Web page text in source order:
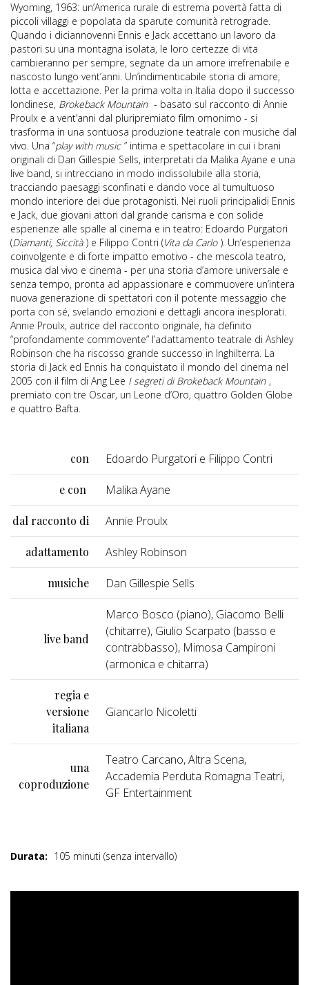
Wyoming, 1963: un’America rurale di estrema povertà fatta di
piccoli villaggi e popolata da sparute comunità retrograde.
Quando i diciannovenni Ennis e Jack accettano un lavoro da
pastori su una montagna isolata, le loro certezze di vita
cambieranno per sempre, segnate da un amore irrefrenabile e
nascosto lungo vent’anni. Un’indimenticabile storia di amore,
lotta e accettazione. Per la prima volta in Italia dopo il successo
londinese, Brokeback Mountain - basato sul racconto di Annie
Proulx e a vent’anni dal pluripremiato film omonimo - si
trasforma in una sontuosa produzione teatrale con musiche dal
vivo. Una “play with music ” intima e spettacolare in cui i brani
originali di Dan Gillespie Sells, interpretati da Malika Ayane e una
live band, si intrecciano in modo indissolubile alla storia,
tracciando paesaggi sconfinati e dando voce al tumultuoso
mondo interiore dei due protagonisti. Nei ruoli principalidi Ennis
e Jack, due giovani attori dal grande carisma e con solide
esperienze alle spalle al cinema e in teatro: Edoardo Purgatori
(Diamanti, Siccità ) e Filippo Contri (Vita da Carlo ). Un’esperienza
coinvolgente e di forte impatto emotivo - che mescola teatro,
musica dal vivo e cinema - per una storia d’amore universale e
senza tempo, pronta ad appassionare e commuovere un’intera
nuova generazione di spettatori con il potente messaggio che
porta con sé, svelando emozioni e dettagli ancora inesplorati.
Annie Proulx, autrice del racconto originale, ha definito
“profondamente commovente” l’adattamento teatrale di Ashley
Robinson che ha riscosso grande successo in Inghilterra. La
storia di Jack ed Ennis ha conquistato il mondo del cinema nel
2005 con il film di Ang Lee I segreti di Brokeback Mountain ,
premiato con tre Oscar, un Leone d’Oro, quattro Golden Globe
e quattro Bafta.
con Edoardo Purgatori e Filippo Contri
e con Malika Ayane
dal racconto di Annie Proulx
adattamento Ashley Robinson
musiche Dan Gillespie Sells
live band
Marco Bosco (piano), Giacomo Belli
(chitarre), Giulio Scarpato (basso e
contrabbasso), Mimosa Campironi
(armonica e chitarra)
regia e
versione
italiana
Giancarlo Nicoletti
una
coproduzione
Teatro Carcano, Altra Scena,
Accademia Perduta Romagna Teatri,
GF Entertainment
Durata: 105 minuti (senza intervallo)